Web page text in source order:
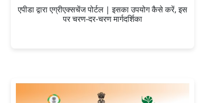
एपीडा द्वारा एग्रीएक्सचेंज पोर्टल | इसका उपयोग कैसे करें, इस
पर चरण-दर-चरण मार्गदर्शिका